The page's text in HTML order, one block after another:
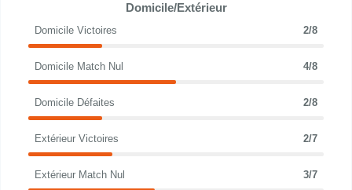
Domicile/Extérieur
Domicile Victoires 2/8
Domicile Match Nul 4/8
Domicile Défaites 2/8
Extérieur Victoires 2/7
Extérieur Match Nul 3/7